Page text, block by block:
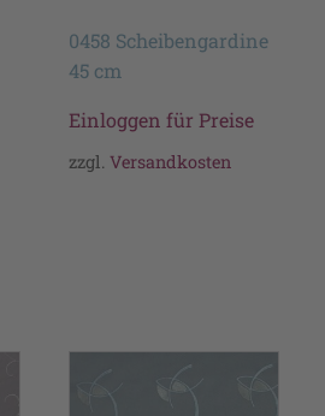
0458 Scheibengardine
45 cm
Einloggen für Preise
zzgl.Versandkosten